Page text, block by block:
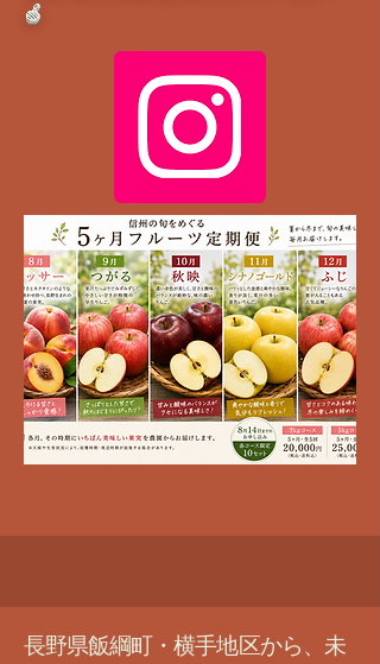
🍏
長野県飯綱町・横手地区から、未